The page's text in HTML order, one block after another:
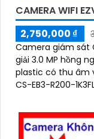
CAMERA WIFI
2,750,000 ₫
Camera giám sát
giải 3.0 MP hồng
plastic có thu âm
CS-EB3-R200-